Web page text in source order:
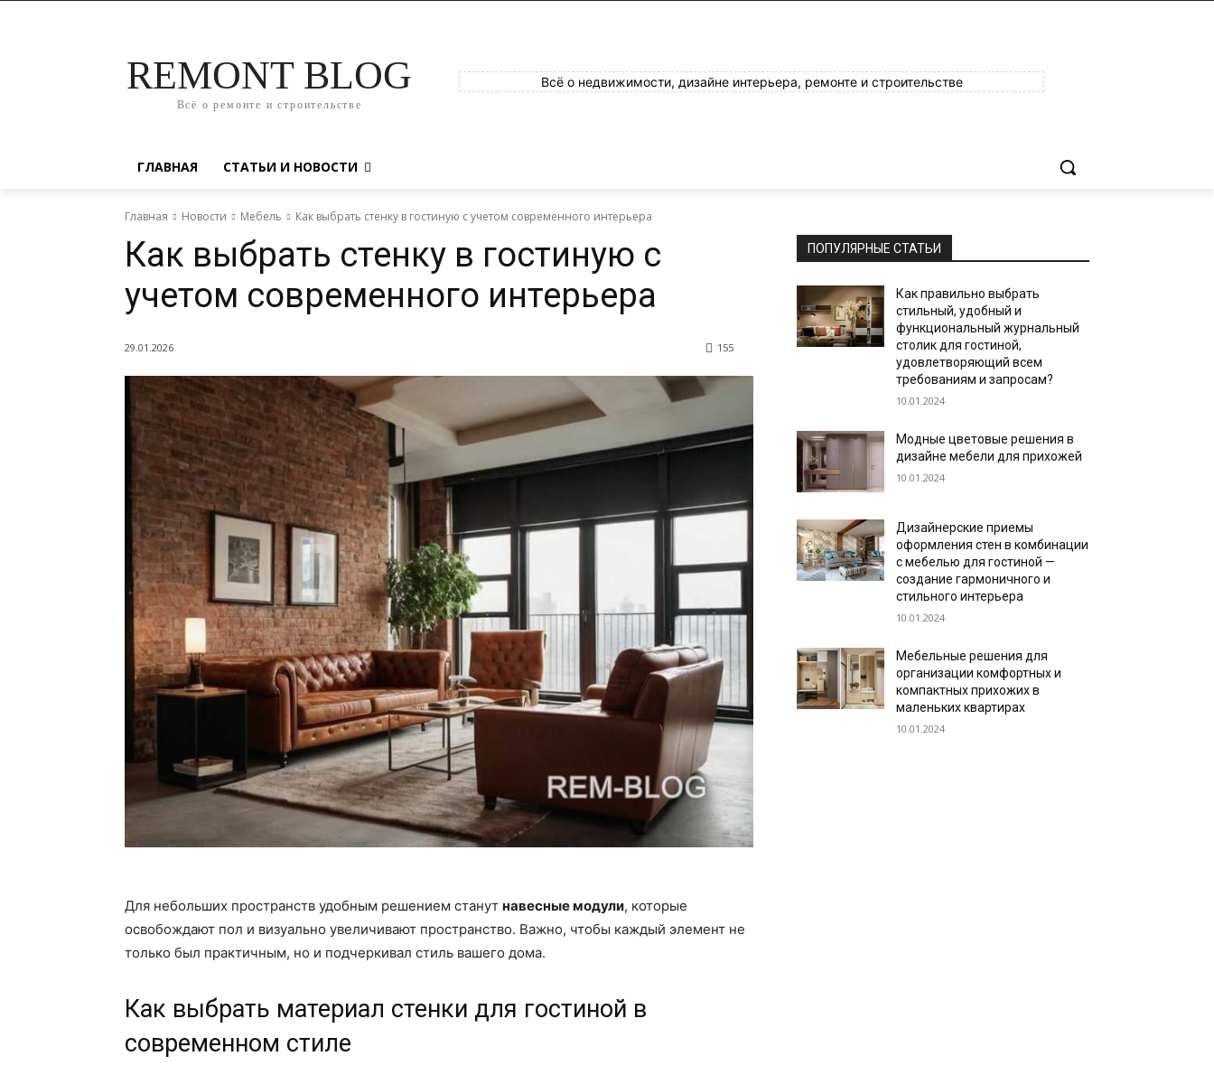
REMONT BLOG
Всё о ремонте и строительстве
Всё о недвижимости, дизайне интерьера, ремонте и строительстве
ГЛАВНАЯ СТАТЬИ И НОВОСТИ
Главная Новости Мебель Как выбрать стенку в гостиную с учетом современного интерьера
Как выбрать стенку в гостиную с
учетом современного интерьера
29.01.2026 155
Для небольших пространств удобным решением станут навесные модули, которые
освобождают пол и визуально увеличивают пространство. Важно, чтобы каждый элемент не
только был практичным, но и подчеркивал стиль вашего дома.
Как выбрать материал стенки для гостиной в
современном стиле
ПОПУЛЯРНЫЕ СТАТЬИ
Как правильно выбрать
стильный, удобный и
функциональный журнальный
столик для гостиной,
удовлетворяющий всем
требованиям и запросам?
10.01.2024
Модные цветовые решения в
дизайне мебели для прихожей
10.01.2024
Дизайнерские приемы
оформления стен в комбинации
с мебелью для гостиной —
создание гармоничного и
стильного интерьера
10.01.2024
Мебельные решения для
организации комфортных и
компактных прихожих в
маленьких квартирах
10.01.2024